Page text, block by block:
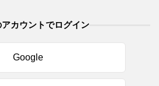
アカウントでログイン
Google